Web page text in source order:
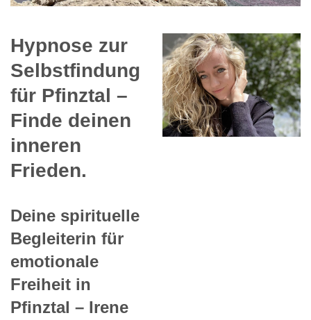
Hypnose zur
Selbstfindung
für Pfinztal –
Finde deinen
inneren
Frieden.
Deine spirituelle
Begleiterin für
emotionale
Freiheit in
Pfinztal – Irene